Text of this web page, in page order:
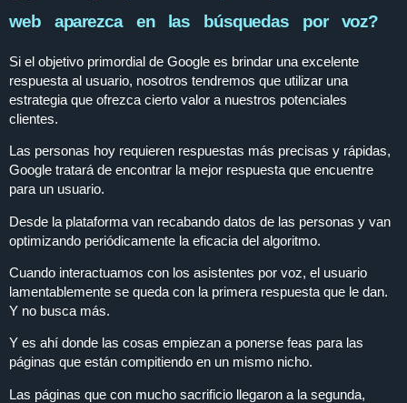
web aparezca en las búsquedas por voz?
Si el objetivo primordial de Google es brindar una excelente
respuesta al usuario, nosotros tendremos que utilizar una
estrategia que ofrezca cierto valor a nuestros potenciales
clientes.
Las personas hoy requieren respuestas más precisas y rápidas,
Google tratará de encontrar la mejor respuesta que encuentre
para un usuario.
Desde la plataforma van recabando datos de las personas y van
optimizando periódicamente la eficacia del algoritmo.
Cuando interactuamos con los asistentes por voz, el usuario
lamentablemente se queda con la primera respuesta que le dan.
Y no busca más.
Y es ahí donde las cosas empiezan a ponerse feas para las
páginas que están compitiendo en un mismo nicho.
Las páginas que con mucho sacrificio llegaron a la segunda,